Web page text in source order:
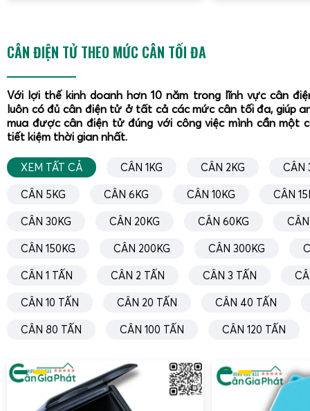
Quá trình nâng cấp được thực hiện bởi đội ngũ kỹ thuật
CÂN LÚA V5.
CÂN ĐIỆN TỬ THEO MỨC CÂN TỐI ĐA
Với lợi thế kinh doanh hơn 10 năm trong lĩnh vực cân
luôn có đủ cân điện tử ở tất cả các mức cân tối đa, giúp
mua được cân điện tử đúng với công việc mình cần một
tiết kiệm thời gian nhất.
XEM TẤT CẢ CÂN 1KG CÂN 2KG CÂN
CÂN 5KG CÂN 6KG CÂN 10KG CÂN
CÂN 30KG CÂN 20KG CÂN 60KG
CÂN 150KG CÂN 200KG CÂN 300KG
CÂN 1 TẤN CÂN 2 TẤN CÂN 3 TẤN
CÂN 10 TẤN CÂN 20 TẤN CÂN 40 TẤN
CÂN 80 TẤN CÂN 100 TẤN CÂN 120 TẤN